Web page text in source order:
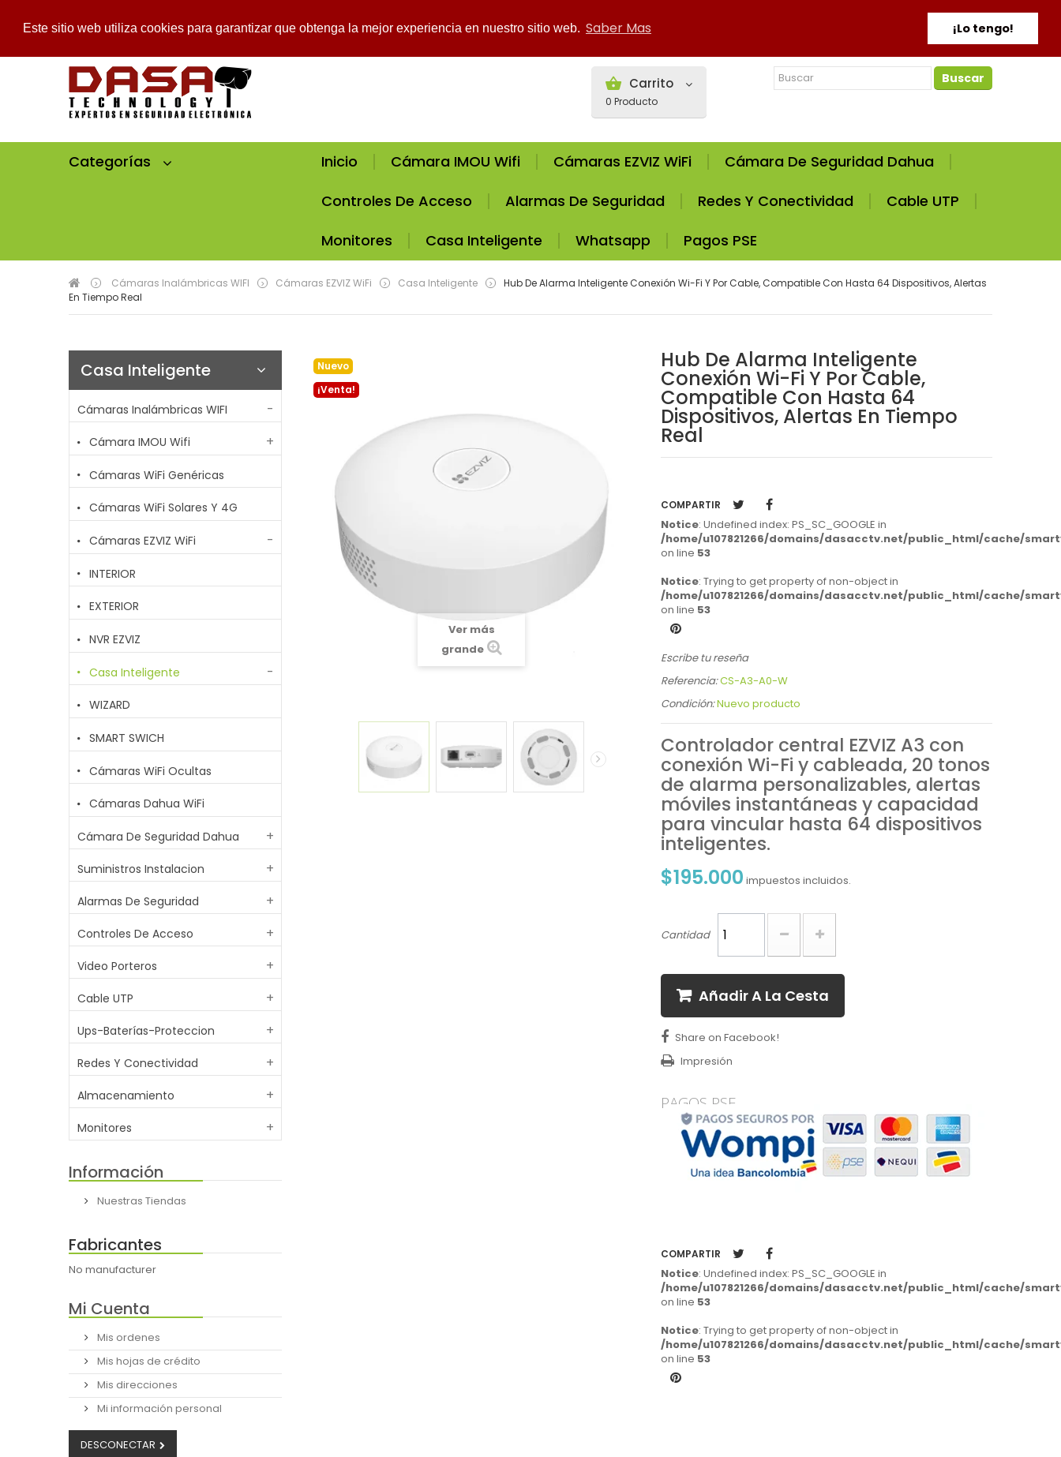
Este sitio web utiliza cookies para garantizar que obtenga la mejor experiencia en nuestro sitio web. Saber Mas ¡Lo tengo!
Mi Cuenta Mi Lista De Deseos Pedido Iniciar Sesión
Buscar
Carrito
0 Producto
Categorías Inicio Cámara IMOU Wifi Cámaras EZVIZ WiFi
Cámara De Seguridad Dahua
Controles De Acceso
Alarmas De Seguridad Redes Y Conectividad
Cable UTP
Monitores
Casa Inteligente Whatsapp Pagos PSE
> Cámaras Inalámbricas WIFI > Cámaras EZVIZ WiFi > Casa Inteligente >
Hub De Alarma Inteligente Conexión Wi-Fi Y Por Cable, Compatible Con Hasta 64 Dispositivos, Alertas
En Tiempo Real
Casa Inteligente
Cámaras Inalámbricas WIFI
Cámara IMOU Wifi
Cámaras WiFi Genéricas
Cámaras WiFi Solares Y 4G
Cámaras EZVIZ WiFi
INTERIOR
EXTERIOR
NVR EZVIZ
Casa Inteligente
WIZARD
SMART SWICH
Cámaras WiFi Ocultas
Cámaras Dahua WiFi
Cámara De Seguridad Dahua
Suministros Instalacion
Alarmas De Seguridad
Controles De Acceso
Video Porteros
Cable UTP
Ups-Baterías-Proteccion
Redes Y Conectividad
Almacenamiento
Monitores
Información
Nuestras Tiendas
Fabricantes
No manufacturer
Mi Cuenta
Mis ordenes
Mis hojas de crédito
Mis direcciones
Mi información personal
DESCONECTAR
Nuevo
¡Venta!
Ver más
grande
Hub De Alarma Inteligente
Conexión Wi-Fi Y Por Cable,
Compatible Con Hasta 64
Dispositivos, Alertas En Tiempo
Real
COMPARTIR
Notice: Undefined index: PS_SC_GOOGLE in
/home/u107821266/domains/dasacctv.net/public_html/cache/
on line 53
Notice: Trying to get property of non-object in
/home/u107821266/domains/dasacctv.net/public_html/cache/
on line 53
Escribe tu reseña
Referencia:CS-A3-A0-W
Condición:Nuevo producto
Controlador central EZVIZ A3 con
conexión Wi-Fi y cableada, 20 tonos
de alarma personalizables, alertas
móviles instantáneas y capacidad
para vincular hasta 64 dispositivos
inteligentes.
$195.000 impuestos incluidos.
Cantidad
Añadir A La Cesta
Share on Facebook!
Impresión
PAGOS PSE
COMPARTIR
Notice: Undefined index: PS_SC_GOOGLE in
/home/u107821266/domains/dasacctv.net/public_html/cache/
on line 53
Notice: Trying to get property of non-object in
/home/u107821266/domains/dasacctv.net/public_html/cache/
on line 53